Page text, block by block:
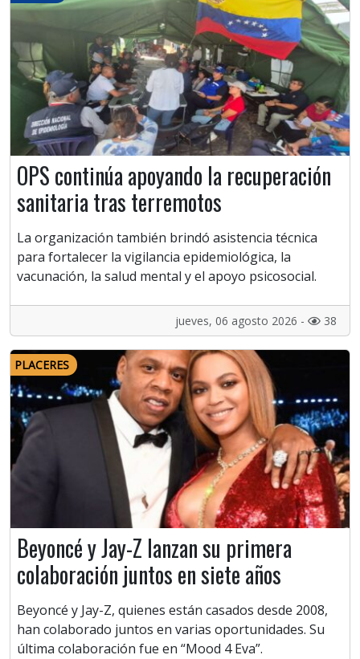
OPS continúa apoyando la recuperación
sanitaria tras terremotos
La organización también brindó asistencia técnica
para fortalecer la vigilancia epidemiológica, la
vacunación, la salud mental y el apoyo psicosocial.
jueves, 06 agosto 2026 - 38
PLACERES
Beyoncé y Jay-Z lanzan su primera
colaboración juntos en siete años
Beyoncé y Jay-Z, quienes están casados desde 2008,
han colaborado juntos en varias oportunidades. Su
última colaboración fue en “Mood 4 Eva”.